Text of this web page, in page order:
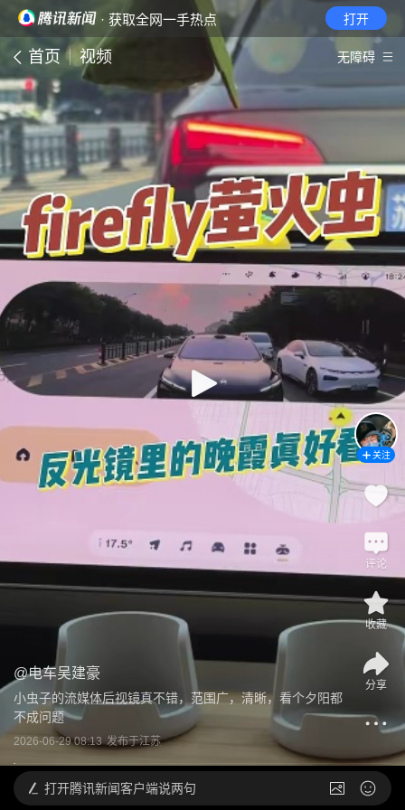
· 获取全网一手热点 打开
首页 视频 无障碍
@电车吴建豪
小虫子的流媒体后视镜真不错，范围广，清晰，看个夕阳都
不成问题
2026-06-29 08:13 发布于江苏
关注
评论
收藏
分享
打开腾讯新闻客户端说两句